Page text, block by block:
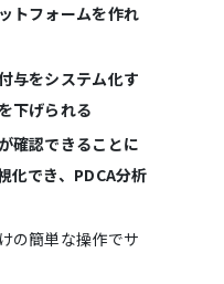
トフォームを作れ
与をシステム化す
下げられる
確認できることに
化でき、PDCA分析
の簡単な操作でサ